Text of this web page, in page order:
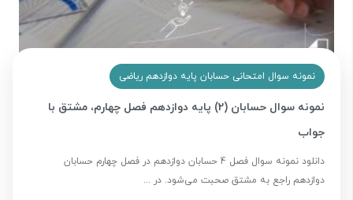
نمونه سوال امتحانی حسابان پایه دوازدهم ریاضی
نمونه سوال حسابان (2) پایه دوازدهم فصل چهارم، مشتق با
جواب
دانلود نمونه سوال فصل 4 حسابان دوازدهم در فصل چهارم حسابان
دوازدهم راجع به مشتق صحبت می‌شود. در ...